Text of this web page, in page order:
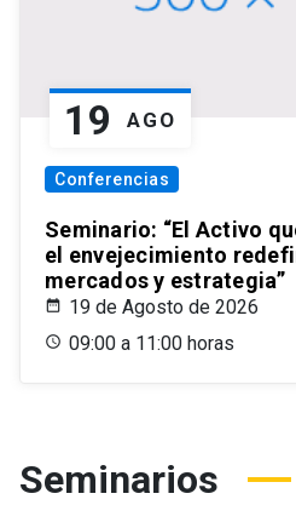
19 AGO
Conferencias
Seminario: “El Activo
el envejecimiento
mercados y estrategia”
19 de Agosto de 2026
09:00 a 11:00 horas
Seminarios